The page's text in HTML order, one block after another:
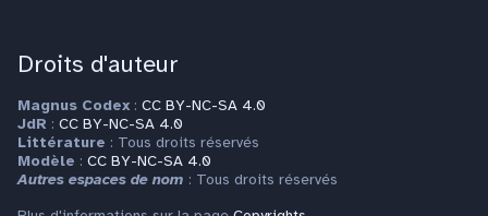
Droits d'auteur
Magnus Codex : CC BY-NC-SA 4.0
JdR : CC BY-NC-SA 4.0
Littérature : Tous droits réservés
Modèle : CC BY-NC-SA 4.0
Autres espaces de nom : Tous droits réservés